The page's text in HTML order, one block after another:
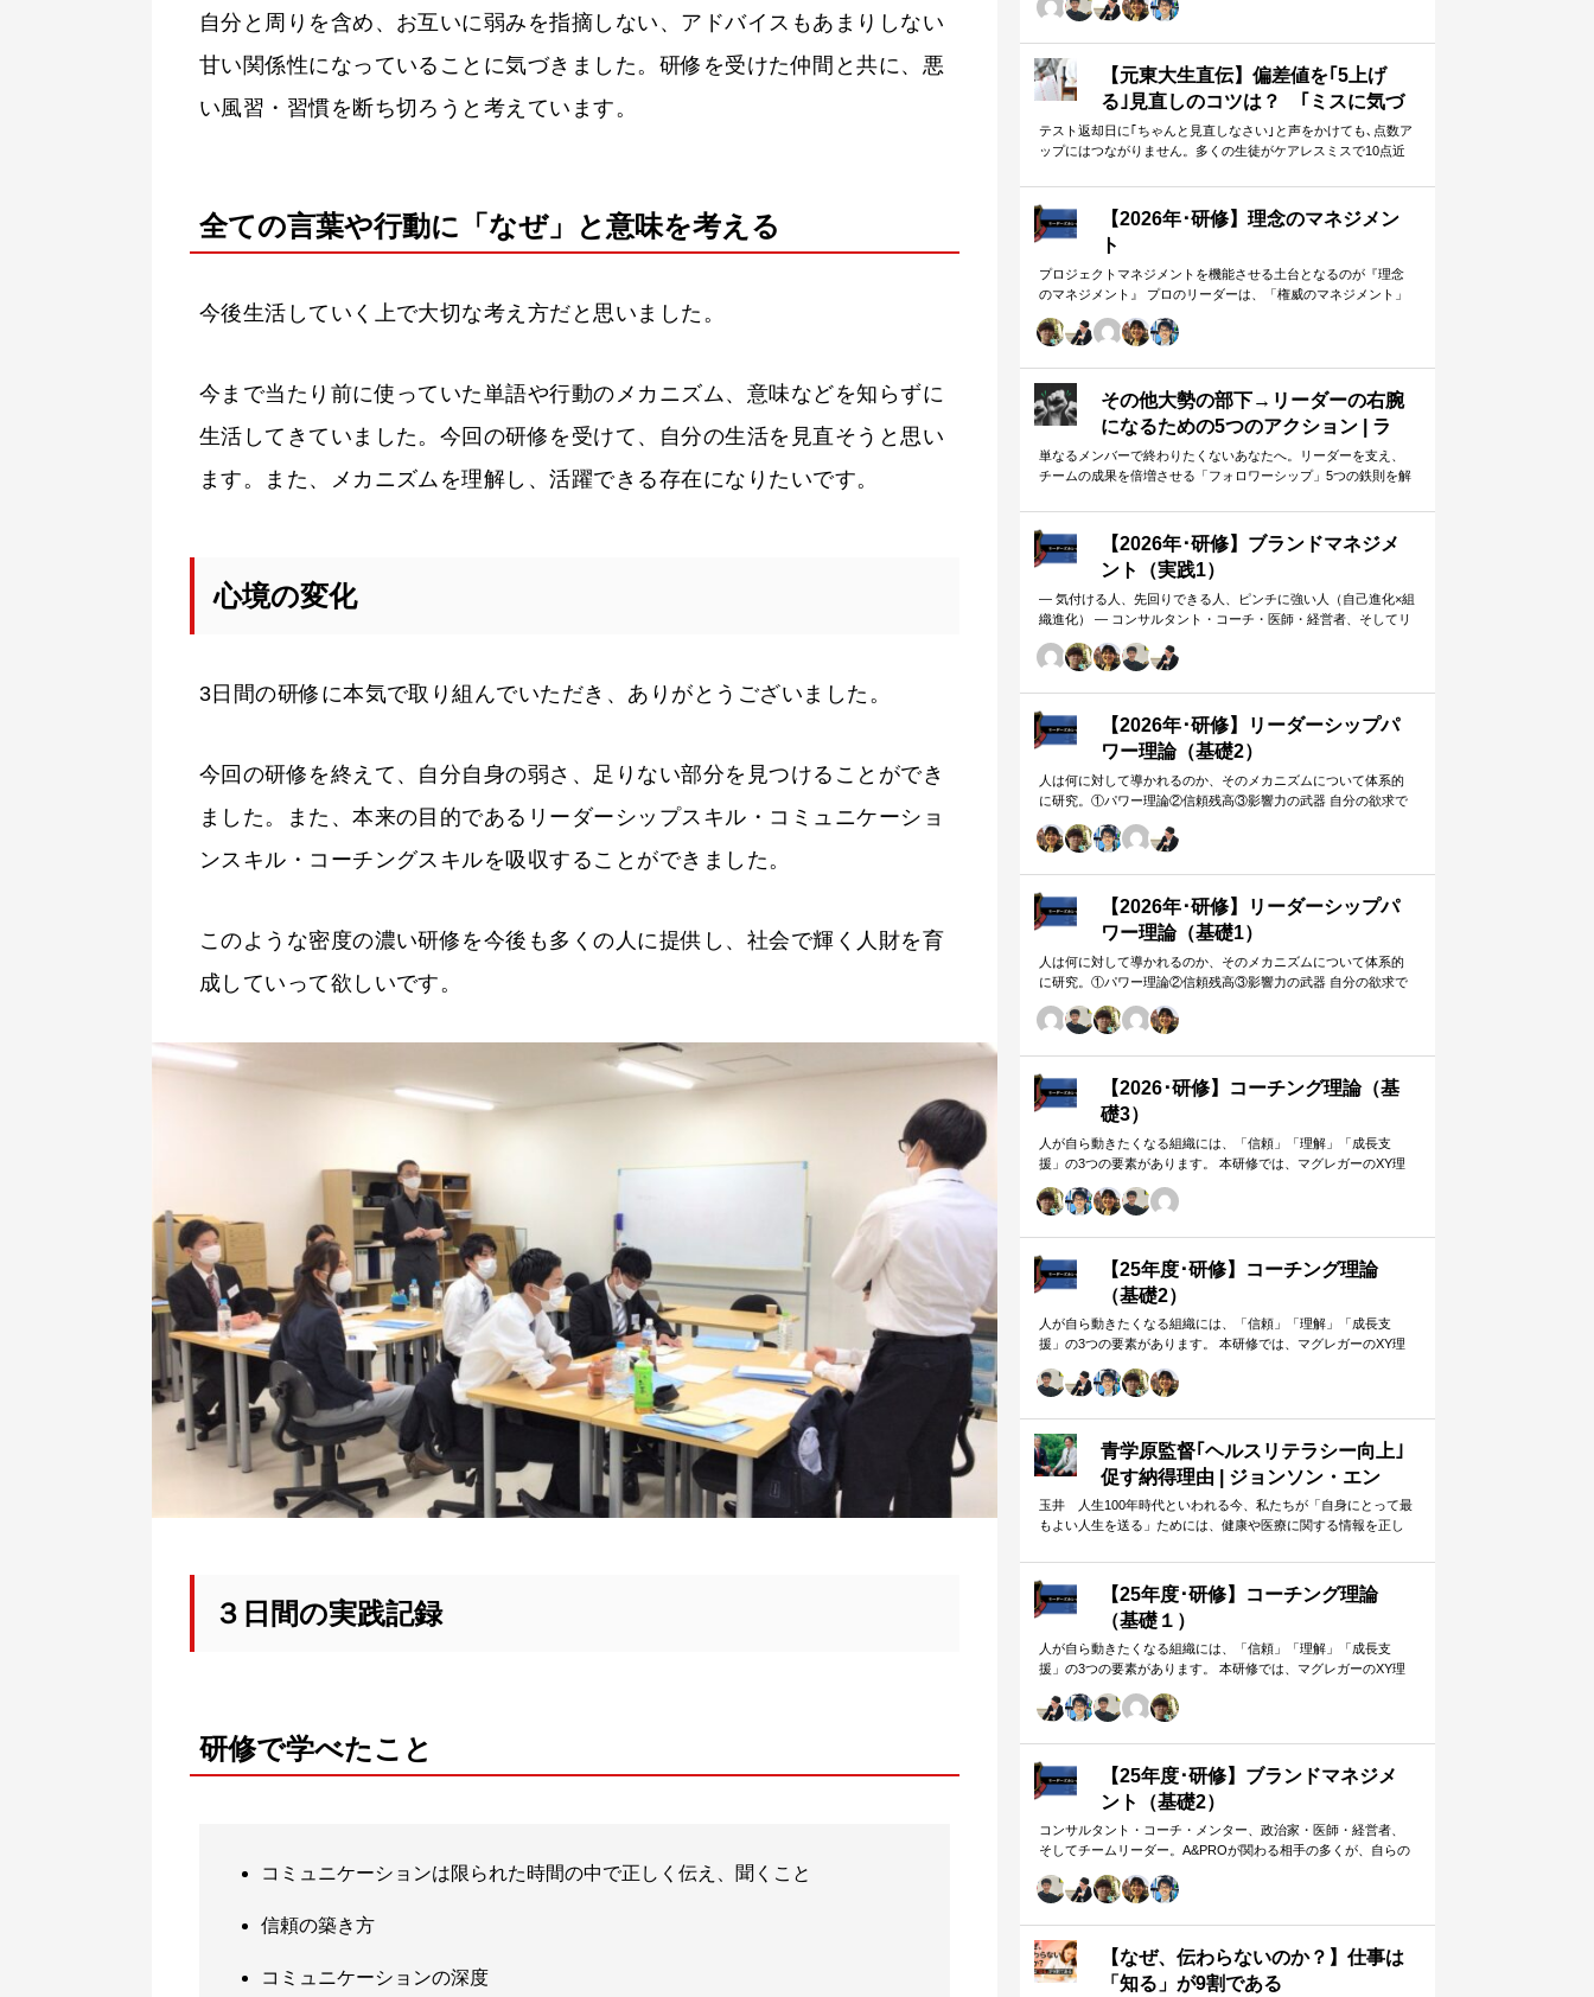
自分と周りを含め、お互いに弱みを指摘しない、アドバイスもあまりしない
甘い関係性になっていることに気づきました。研修を受けた仲間と共に、悪
い風習・習慣を断ち切ろうと考えています。
全ての言葉や行動に「なぜ」と意味を考える
今後生活していく上で大切な考え方だと思いました。
今まで当たり前に使っていた単語や行動のメカニズム、意味などを知らずに
生活してきていました。今回の研修を受けて、自分の生活を見直そうと思い
ます。また、メカニズムを理解し、活躍できる存在になりたいです。
心境の変化
3日間の研修に本気で取り組んでいただき、ありがとうございました。
今回の研修を終えて、自分自身の弱さ、足りない部分を見つけることができ
ました。また、本来の目的であるリーダーシップスキル・コミュニケーショ
ンスキル・コーチングスキルを吸収することができました。
このような密度の濃い研修を今後も多くの人に提供し、社会で輝く人財を育
成していって欲しいです。
３日間の実践記録
研修で学べたこと
コミュニケーションは限られた時間の中で正しく伝え、聞くこと
信頼の築き方
コミュニケーションの深度
ナー」「サービス」「ホスピタリティ」「おもてなし」の違い
ーに提供したいリーダーのための研修です。
【元東大生直伝】偏差値を｢5上げ
る｣見直しのコツは？ ｢ミスに気づ
かない｣無意味な作業から脱却を…
カギは試験"前"
テスト返却日に｢ちゃんと見直しなさい｣と声をかけても､点数ア
ップにはつながりません。多くの生徒がケアレスミスで10点近
【2026年･研修】理念のマネジメン
ト
プロジェクトマネジメントを機能させる土台となるのが『理念
のマネジメント』 プロのリーダーは、「権威のマネジメント」
「好き・嫌い」や「多数決」ではなく、説得力ある提案を互い
その他大勢の部下→リーダーの右腕
になるための5つのアクション | ラ
イフハッカー・ジャパン
単なるメンバーで終わりたくないあなたへ。リーダーを支え、
チームの成果を倍増させる「フォロワーシップ」5つの鉄則を解
【2026年･研修】ブランドマネジメ
ント（実践1）
― 気付ける人、先回りできる人、ピンチに強い人（自己進化×組
織進化） ― コンサルタント・コーチ・医師・経営者、そしてリ
【2026年･研修】リーダーシップパ
ワー理論（基礎2）
人は何に対して導かれるのか、そのメカニズムについて体系的
に研究。①パワー理論②信頼残高③影響力の武器 自分の欲求で
【2026年･研修】リーダーシップパ
ワー理論（基礎1）
人は何に対して導かれるのか、そのメカニズムについて体系的
に研究。①パワー理論②信頼残高③影響力の武器 自分の欲求で
【2026･研修】コーチング理論（基
礎3）
人が自ら動きたくなる組織には、「信頼」「理解」「成長支
援」の3つの要素があります。 本研修では、マグレガーのXY理
「人はなぜ動くのか」「どうすれば自ら動くようになるのか」
顧客対応の難航など）を、“人間理解”を通して紐解く実践型のプ
ログラムです。
【25年度･研修】コーチング理論
（基礎2）
人が自ら動きたくなる組織には、「信頼」「理解」「成長支
援」の3つの要素があります。 本研修では、マグレガーのXY理
「人はなぜ動くのか」「どうすれば自ら動くようになるのか」
顧客対応の難航など）を、“人間理解”を通して紐解く実践型のプ
ログラムです。
青学原監督｢ヘルスリテラシー向上｣
促す納得理由 | ジョンソン・エン
ド・ジョンソン | 東洋経済オンライ
ン
玉井 人生100年時代といわれる今、私たちが「自身にとって最
もよい人生を送る」ためには、健康や医療に関する情報を正し
【25年度･研修】コーチング理論
（基礎１）
人が自ら動きたくなる組織には、「信頼」「理解」「成長支
援」の3つの要素があります。 本研修では、マグレガーのXY理
「人はなぜ動くのか」「どうすれば自ら動くようになるのか」
顧客対応の難航など）を、“人間理解”を通して紐解く実践型のプ
ログラムです。
【25年度･研修】ブランドマネジメ
ント（基礎2）
コンサルタント・コーチ・メンター、政治家・医師・経営者、
そしてチームリーダー。A&PROが関わる相手の多くが、自らの
【なぜ、伝わらないのか？】仕事は
「知る」が9割である